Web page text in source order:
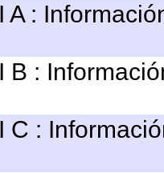
A :
B :
C :